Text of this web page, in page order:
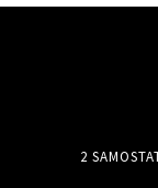
2